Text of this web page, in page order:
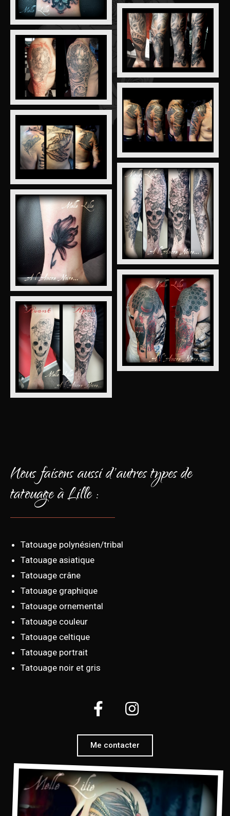
Nous faisons aussi d'autres types de
tatouage à Lille :
Tatouage polynésien/tribal
Tatouage asiatique
Tatouage crâne
Tatouage graphique
Tatouage ornemental
Tatouage couleur
Tatouage celtique
Tatouage portrait
Tatouage noir et gris
Me contacter